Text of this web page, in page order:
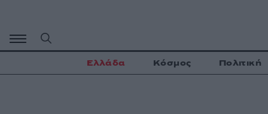
περιεχόμενο
Ελλάδα Κόσμος Πολιτική